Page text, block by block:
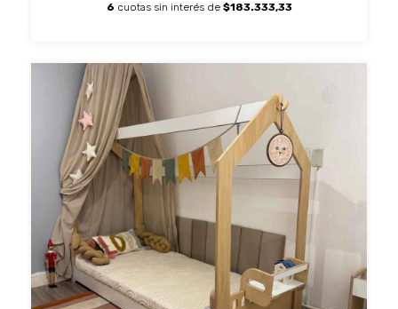
6 cuotas sin interés de $183.333,33